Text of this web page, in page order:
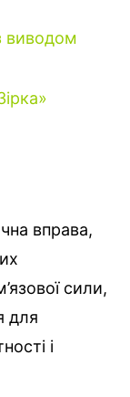
виводом
вправа,
сили,
для
і